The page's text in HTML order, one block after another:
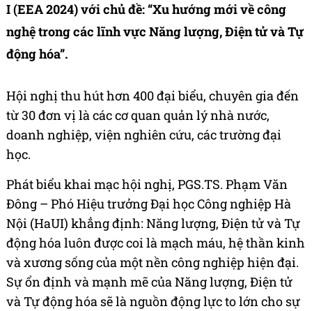
I (EEA 2024) với chủ đề: “Xu hướng mới về công
nghệ trong các lĩnh vực Năng lượng, Điện tử và Tự
động hóa”.
Hội nghị thu hút hơn 400 đại biểu, chuyên gia đến
từ 30 đơn vị là các cơ quan quản lý nhà nước,
doanh nghiệp, viện nghiên cứu, các trường đại
học.
Phát biểu khai mạc hội nghị, PGS.TS. Phạm Văn
Đông – Phó Hiệu trưởng Đại học Công nghiệp Hà
Nội (HaUI) khẳng định: Năng lượng, Điện tử và Tự
động hóa luôn được coi là mạch máu, hệ thần kinh
và xương sống của một nền công nghiệp hiện đại.
Sự ổn định và mạnh mẽ của Năng lượng, Điện tử
và Tự động hóa sẽ là nguồn động lực to lớn cho sự